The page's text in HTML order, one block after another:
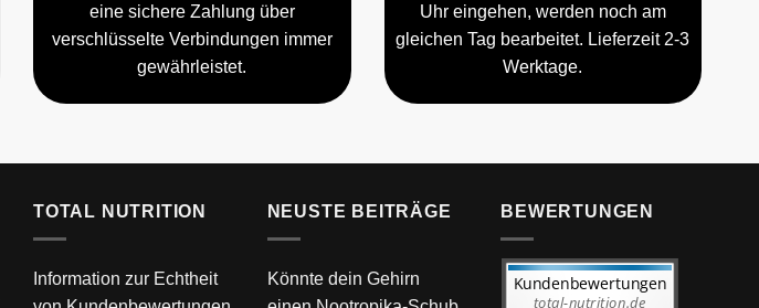
eine sichere Zahlung über
verschlüsselte Verbindungen immer
gewährleistet.
Uhr eingehen, werden noch am
gleichen Tag bearbeitet. Lieferzeit 2-3
Werktage.
TOTAL NUTRITION
Information zur Echtheit
NEUSTE BEITRÄGE
Könnte dein Gehirn
BEWERTUNGEN